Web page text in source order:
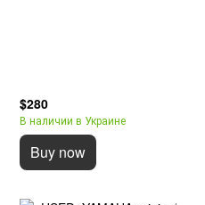
$280
В наличии в Украине
Buy now